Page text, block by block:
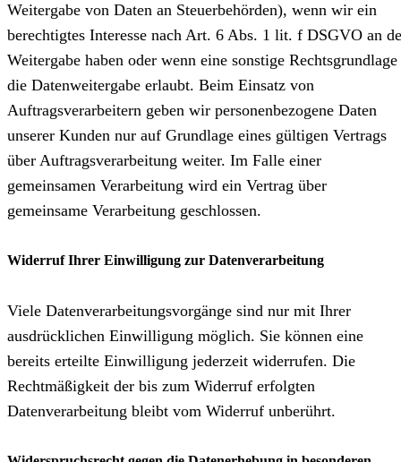
Weitergabe von Daten an Steuerbehörden), wenn wir ein
berechtigtes Interesse nach Art. 6 Abs. 1 lit. f DSGVO an
Weitergabe haben oder wenn eine sonstige Rechtsgrundlage
die Datenweitergabe erlaubt. Beim Einsatz von
Auftragsverarbeitern geben wir personenbezogene Daten
unserer Kunden nur auf Grundlage eines gültigen Vertrags
über Auftragsverarbeitung weiter. Im Falle einer
gemeinsamen Verarbeitung wird ein Vertrag über
gemeinsame Verarbeitung geschlossen.
Widerruf Ihrer Einwilligung zur Datenverarbeitung
Viele Datenverarbeitungsvorgänge sind nur mit Ihrer
ausdrücklichen Einwilligung möglich. Sie können eine
bereits erteilte Einwilligung jederzeit widerrufen. Die
Rechtmäßigkeit der bis zum Widerruf erfolgten
Datenverarbeitung bleibt vom Widerruf unberührt.